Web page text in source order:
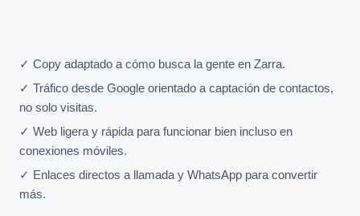
✓ Copy adaptado a cómo busca la gente en Zarra.
✓ Tráfico desde Google orientado a captación de contactos,
no solo visitas.
✓ Web ligera y rápida para funcionar bien incluso en
conexiones móviles.
✓ Enlaces directos a llamada y WhatsApp para convertir
más.